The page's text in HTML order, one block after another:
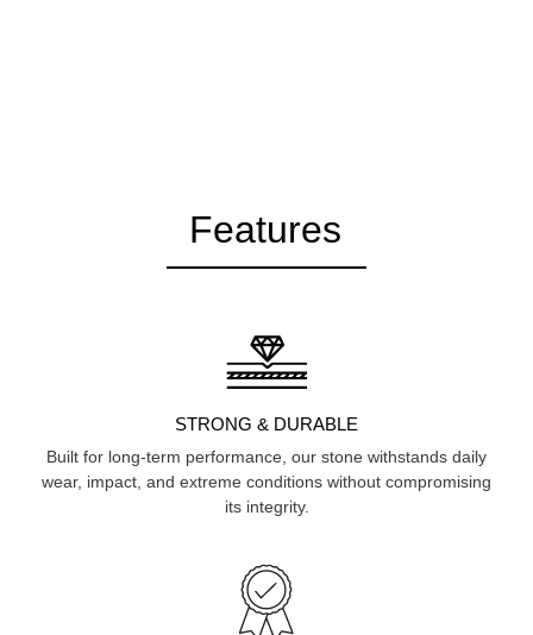
Features
STRONG & DURABLE
Built for long-term performance, our stone withstands daily
wear, impact, and extreme conditions without compromising
its integrity.